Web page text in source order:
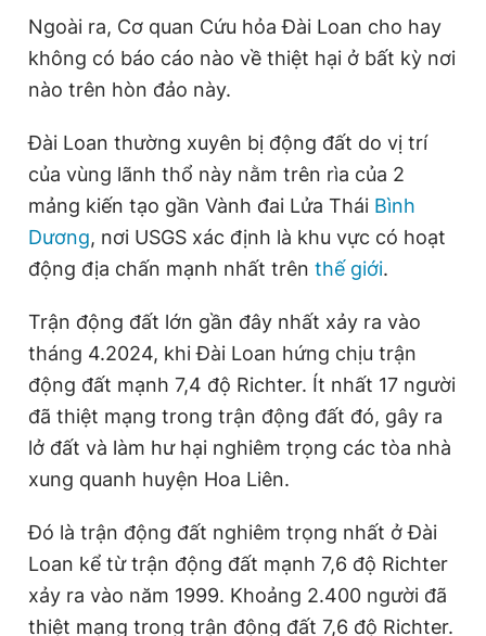
Ngoài ra, Cơ quan Cứu hỏa Đài Loan cho hay
không có báo cáo nào về thiệt hại ở bất kỳ nơi
nào trên hòn đảo này.
Đài Loan thường xuyên bị động đất do vị trí
của vùng lãnh thổ này nằm trên rìa của 2
mảng kiến tạo gần Vành đai Lửa Thái Bình
Dương, nơi USGS xác định là khu vực có hoạt
động địa chấn mạnh nhất trên thế giới.
Trận động đất lớn gần đây nhất xảy ra vào
tháng 4.2024, khi Đài Loan hứng chịu trận
động đất mạnh 7,4 độ Richter. Ít nhất 17 người
đã thiệt mạng trong trận động đất đó, gây ra
lở đất và làm hư hại nghiêm trọng các tòa nhà
xung quanh huyện Hoa Liên.
Đó là trận động đất nghiêm trọng nhất ở Đài
Loan kể từ trận động đất mạnh 7,6 độ Richter
xảy ra vào năm 1999. Khoảng 2.400 người đã
thiệt mạng trong trận động đất 7,6 độ Richter.